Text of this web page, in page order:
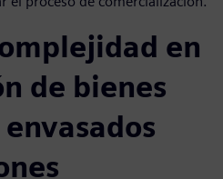
en
de bienes